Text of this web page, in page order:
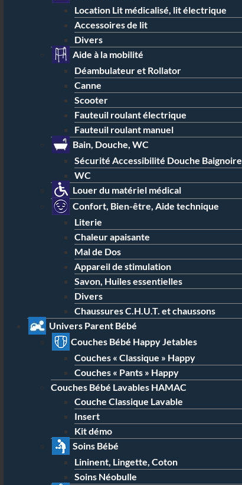
Location Lit médicalisé, lit électrique
Accessoires de lit
Divers
Aide à la mobilité
Déambulateur et Rollator
Canne
Scooter
Fauteuil roulant électrique
Fauteuil roulant manuel
Bain, Douche, WC
Sécurité Accessibilité Douche Baignoire
WC
Louer du matériel médical
Confort, Bien-être, Aide technique
Literie
Chaleur apaisante
Mal de Dos
Appareil de stimulation
Savon, Huiles essentielles
Divers
Chaussures C.H.U.T. et chaussons
Univers Parent Bébé
Couches Bébé Happy Jetables
Couches « Classique » Happy
Couches « Pants » Happy
Couches Bébé Lavables HAMAC
Couche Classique Lavable
Insert
Kit démo
Soins Bébé
Lininent, Lingette, Coton
Soins Néobulle